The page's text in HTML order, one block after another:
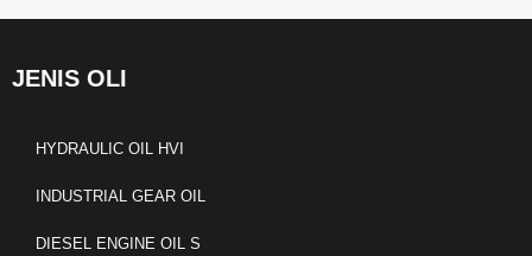
JENIS OLI
HYDRAULIC OIL HVI
INDUSTRIAL GEAR OIL
DIESEL ENGINE OIL S